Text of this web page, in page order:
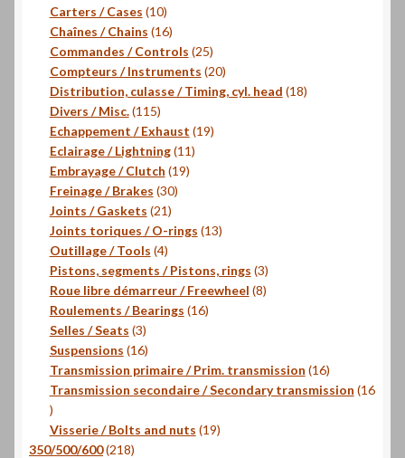
Carters / Cases 1010
produits
Chaînes / Chains 1616
produits
Commandes / Controls 2525
produits
Compteurs / Instruments 2020
produits
Distribution, culasse / Timing, cyl. head 1818
Divers / Misc. 115115
produits
Echappement / Exhaust 1919
Eclairage / Lightning 1111
Embrayage / Clutch 1919
Freinage / Brakes 3030
Joints / Gaskets 2121
produits
Joints toriques / O-rings 1313
Outillage / Tools 44
produits
Pistons, segments / Pistons, rings 33
produits
Roue libre démarreur / Freewheel 88
Roulements / Bearings 1616
Selles / Seats 33
produits
Suspensions 1616
produits
Transmission primaire / Prim. transmission 1616
produits
Transmission secondaire / Secondary transmission 16
16
produits
Visserie / Bolts and nuts 1919
350/500/600 218218